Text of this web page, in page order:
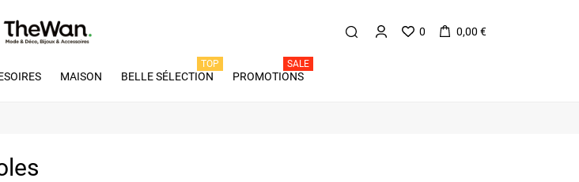
0 0,00 €
MAISON BELLE SÉLECTION
TOP
PROMOTIONS
SALE